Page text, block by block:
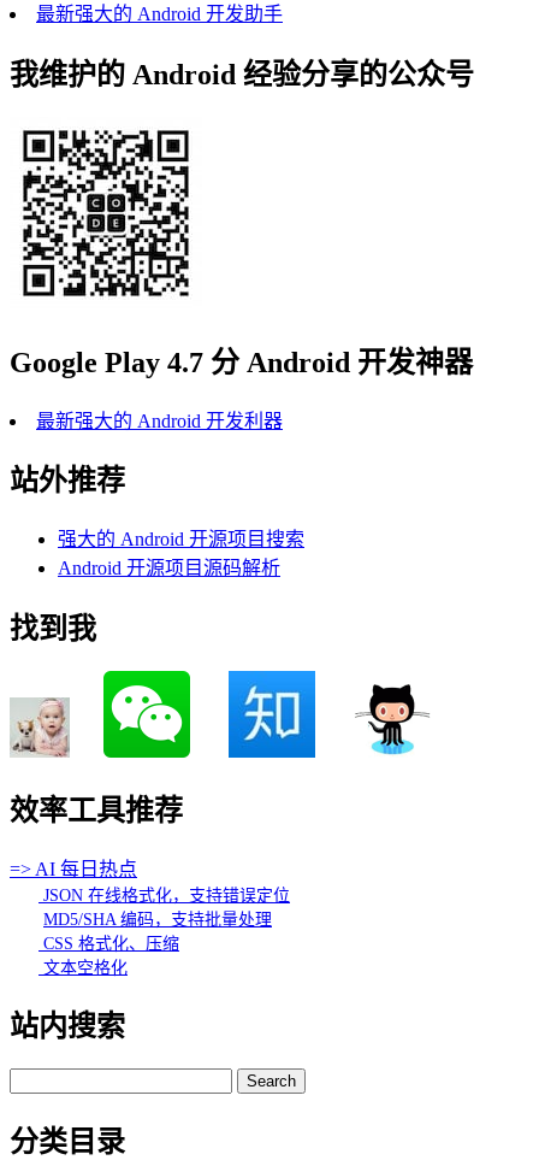
最新强大的 Android 开发助手
我维护的 Android 经验分享的公众号
Google Play 4.7 分 Android 开发神器
最新强大的 Android 开发利器
站外推荐
强大的 Android 开源项目搜索
Android 开源项目源码解析
找到我
效率工具推荐
=> AI 每日热点
JSON 在线格式化，支持错误定位
MD5/SHA 编码，支持批量处理
CSS 格式化、压缩
文本空格化
站内搜索
for:
分类目录